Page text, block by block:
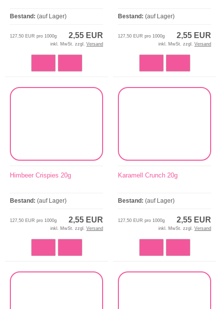
Bestand: (auf Lager)
2,55 EUR
127,50 EUR pro 1000g
inkl. MwSt. zzgl. Versand
Bestand: (auf Lager)
2,55 EUR
127,50 EUR pro 1000g
inkl. MwSt. zzgl. Versand
Himbeer Crispies 20g
Bestand: (auf Lager)
2,55 EUR
127,50 EUR pro 1000g
inkl. MwSt. zzgl. Versand
Karamell Crunch 20g
Bestand: (auf Lager)
2,55 EUR
127,50 EUR pro 1000g
inkl. MwSt. zzgl. Versand